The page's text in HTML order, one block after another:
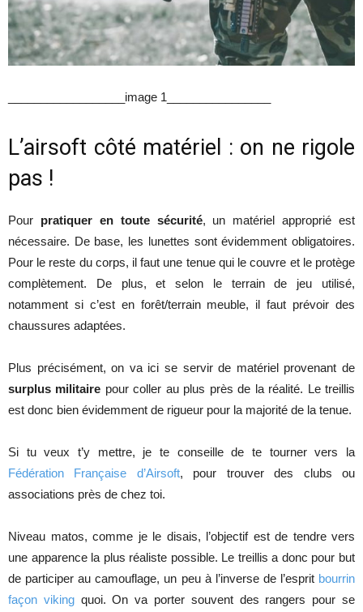
__________________image 1________________
L’airsoft côté matériel : on ne rigole
pas !
Pour pratiquer en toute sécurité, un matériel approprié est
nécessaire. De base, les lunettes sont évidemment obligatoires.
Pour le reste du corps, il faut une tenue qui le couvre et le protège
complètement. De plus, et selon le terrain de jeu utilisé,
notamment si c’est en forêt/terrain meuble, il faut prévoir des
chaussures adaptées.
Plus précisément, on va ici se servir de matériel provenant de
surplus militaire pour coller au plus près de la réalité. Le treillis
est donc bien évidemment de rigueur pour la majorité de la tenue.
Si tu veux t’y mettre, je te conseille de te tourner vers la
Fédération Française d’Airsoft, pour trouver des clubs ou
associations près de chez toi.
Niveau matos, comme je le disais, l’objectif est de tendre vers
une apparence la plus réaliste possible. Le treillis a donc pour but
de participer au camouflage, un peu à l’inverse de l’esprit bourrin
façon vikingquoi. On va porter souvent des rangers pour se